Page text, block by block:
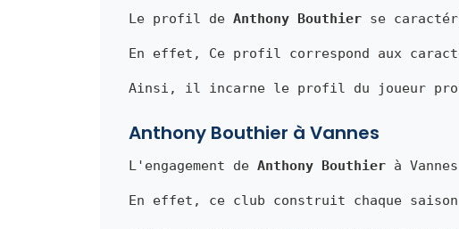
Le profil de Anthony Bouthier se
En effet, Ce profil correspond aux
Ainsi, il incarne le profil du joueur
Anthony Bouthier à Vannes
L'engagement de Anthony Bouthier à
En effet, ce club construit chaque